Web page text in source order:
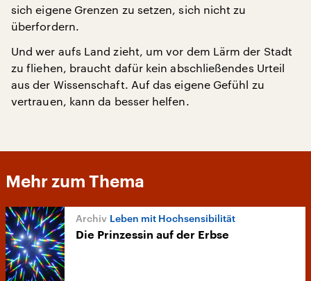
sich eigene Grenzen zu setzen, sich nicht zu
überfordern.
Und wer aufs Land zieht, um vor dem Lärm der Stadt
zu fliehen, braucht dafür kein abschließendes Urteil
aus der Wissenschaft. Auf das eigene Gefühl zu
vertrauen, kann da besser helfen.
Mehr zum Thema
Leben mit Hochsensibilität
Die Prinzessin auf der Erbse